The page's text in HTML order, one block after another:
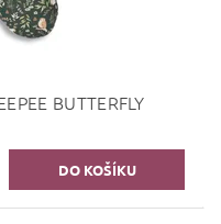
BUTTERFLY